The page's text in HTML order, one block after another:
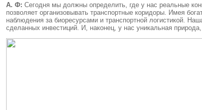
А. Ф: Сегодня мы должны определить, где у нас реальные
позволяет организовывать транспортные коридоры. Имея
наблюдения за биоресурсами и транспортной логистикой.
сделанных инвестиций. И, наконец, у нас уникальная